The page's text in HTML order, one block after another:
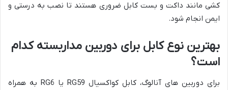
کشی مانند داکت و بست کابل ضروری هستند تا نصب به درستی و
ایمن انجام شود.
بهترین نوع کابل برای دوربین مداربسته کدام
است؟
برای دوربین های آنالوگ، کابل کواکسیال RG59 یا RG6 به همراه